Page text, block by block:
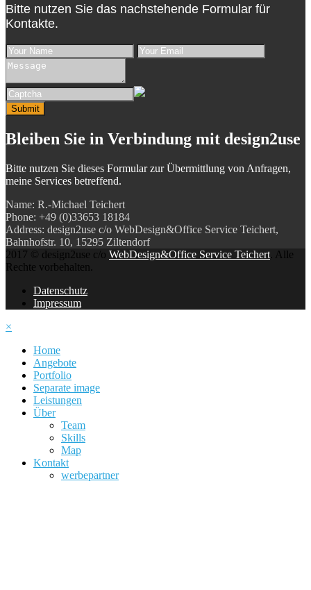
Bitte nutzen Sie das nachstehende Formular für
Kontakte.
Submit
Bleiben Sie in Verbindung mit design2use
Bitte nutzen Sie dieses Formular zur Übermittlung von Anfragen,
meine Services betreffend.
Name: R.-Michael Teichert
Phone: +49 (0)33653 18184
Address: design2use c/o WebDesign&Office Service Teichert,
Bahnhofstr. 10, 15295 Ziltendorf
2017 © design2use c/o WebDesign&Office Service Teichert . Alle
Rechte vorbehalten.
Datenschutz
Impressum
×
Home
Angebote
Portfolio
Separate image
Leistungen
Über
Team
Skills
Map
Kontakt
werbepartner